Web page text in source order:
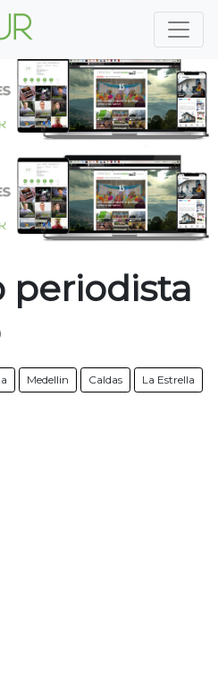
periodista
Medellin Caldas La Estrella